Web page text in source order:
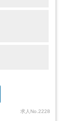
求人No.2228